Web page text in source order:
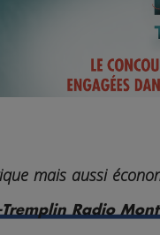
mais aussi
Tremplin Radio